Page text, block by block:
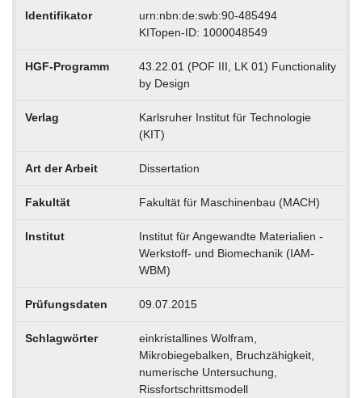
Identifikator
urn:nbn:de:swb:90-485494
KITopen-ID: 1000048549
HGF-Programm
43.22.01 (POF III, LK 01) Functionality
by Design
Verlag
Karlsruher Institut für Technologie
(KIT)
Art der Arbeit Dissertation
Fakultät Fakultät für Maschinenbau (MACH)
Institut
Institut für Angewandte Materialien -
Werkstoff- und Biomechanik (IAM-
WBM)
Prüfungsdaten 09.07.2015
Schlagwörter
einkristallines Wolfram,
Mikrobiegebalken, Bruchzähigkeit,
numerische Untersuchung,
Rissfortschrittsmodell